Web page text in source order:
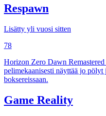
Respawn
Lisätty yli vuosi sitten
78
Horizon Zero Dawn
pelimekaanisesti näyttää jo
boksereissaan.
Game Reality